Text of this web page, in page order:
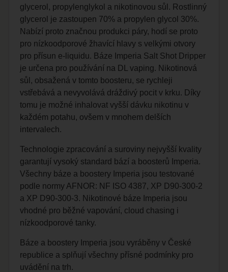
glycerol, propylenglykol a nikotinovou sůl. Rostlinný
glycerol je zastoupen 70% a propylen glycol 30%.
Nabízí proto značnou produkci páry, hodí se proto
pro nízkoodporové žhavící hlavy s velkými otvory
pro přísun e-liquidu. Báze Imperia Salt Shot Dripper
je určena pro používání na DL vaping. Nikotinová
sůl, obsažená v tomto boosteru, se rychleji
vstřebává a nevyvolává dráždivý pocit v krku. Díky
tomu je možné inhalovat vyšší dávku nikotinu v
každém potahu, ovšem v mnohem delších
intervalech.
Technologie zpracování a suroviny nejvyšší kvality
garantují vysoký standard bází a boosterů Imperia.
Všechny báze a boostery Imperia jsou testované
podle normy AFNOR: NF ISO 4387, XP D90-300-2
a XP D90-300-3. Nikotinové báze Imperia jsou
vhodné pro běžné vapování, cloud chasing i
nízkoodporové tanky.
Báze a boostery Imperia jsou vyráběny v České
republice a splňují všechny přísné podmínky pro
uvádění na trh.